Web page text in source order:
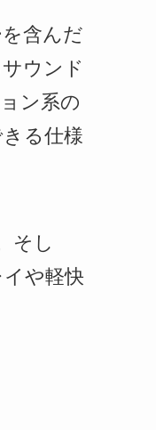
含んだ
ウンド
ン系の
る仕様
そし
や軽快